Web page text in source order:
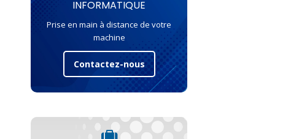
INFORMATIQUE
Prise en main à distance de votre
machine
Contactez-nous